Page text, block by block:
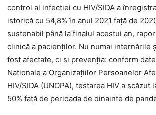
control al infecției cu HIV/SIDA a
istorică cu 54,8% în anul 2021 față de
sustenabil până la finalul acestui an,
clinică a pacienților. Nu numai internările
fost afectate, ci și prevenția: conform
Naționale a Organizațiilor Persoanelor
HIV/SIDA (UNOPA), testarea HIV a scăzut
50% față de perioada de dinainte de